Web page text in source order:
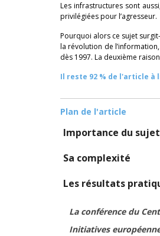
Les infrastructures sont
privilégiées pour l’agresseur.
Pourquoi alors ce sujet
la révolution de
dès 1997. La deuxième
Il reste 92 % de l'article à
Plan de l'article
Importance du sujet
Sa complexité
Les résultats
La conférence du
Initiatives